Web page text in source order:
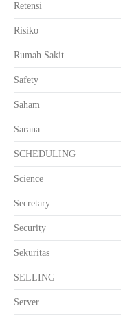
Retensi
Risiko
Rumah Sakit
Safety
Saham
Sarana
SCHEDULING
Science
Secretary
Security
Sekuritas
SELLING
Server